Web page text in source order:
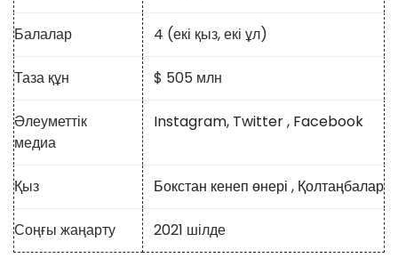
Балалар 4 (екі қыз, екі ұл)
Таза құн $ 505 млн
Әлеуметтік
медиа
Instagram, Twitter, Facebook
Қыз Бокстан кенеп өнері , Қолтаңбалар
Соңғы жаңарту 2021 шілде